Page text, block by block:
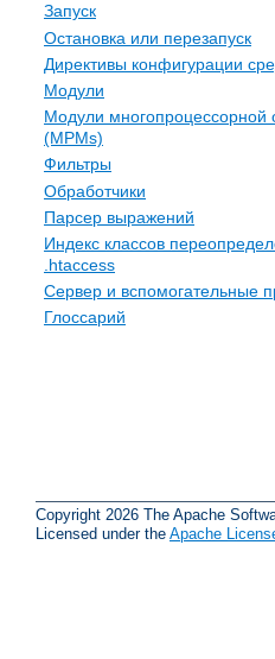
Запуск
Остановка или перезапуск
Директивы конфигурации
Модули
Модули многопроцессорной
(MPMs)
Фильтры
Обработчики
Парсер выражений
Индекс классов
.htaccess
Сервер и вспомогательные
Глоссарий
Copyright 2026 The Apache
Licensed under the Apache